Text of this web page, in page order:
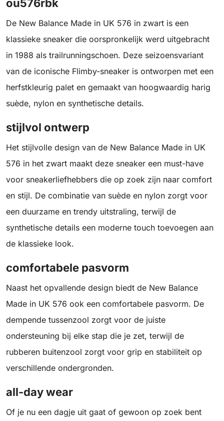
ou576rbk
De New Balance Made in UK 576 in zwart is een
klassieke sneaker die oorspronkelijk werd uitgebracht
in 1988 als trailrunningschoen. Deze seizoensvariant
van de iconische Flimby-sneaker is ontworpen met een
herfstkleurig palet en gemaakt van hoogwaardig harig
suède, nylon en synthetische details.
stijlvol ontwerp
Het stijlvolle design van de New Balance Made in UK
576 in het zwart maakt deze sneaker een must-have
voor sneakerliefhebbers die op zoek zijn naar comfort
en stijl. De combinatie van suède en nylon zorgt voor
een duurzame en trendy uitstraling, terwijl de
synthetische details een moderne touch toevoegen aan
de klassieke look.
comfortabele pasvorm
Naast het opvallende design biedt de New Balance
Made in UK 576 ook een comfortabele pasvorm. De
dempende tussenzool zorgt voor de juiste
ondersteuning bij elke stap die je zet, terwijl de
rubberen buitenzool zorgt voor grip en stabiliteit op
verschillende ondergronden.
all-day wear
Of je nu een dagje uit gaat of gewoon op zoek bent